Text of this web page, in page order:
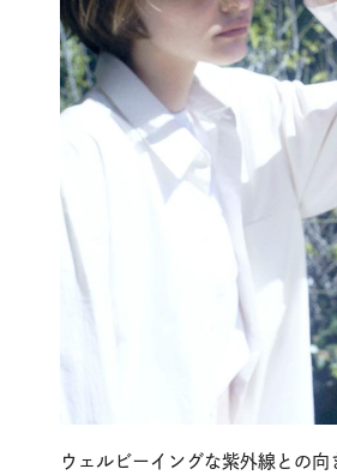
ウェルビーイングな紫外線との向